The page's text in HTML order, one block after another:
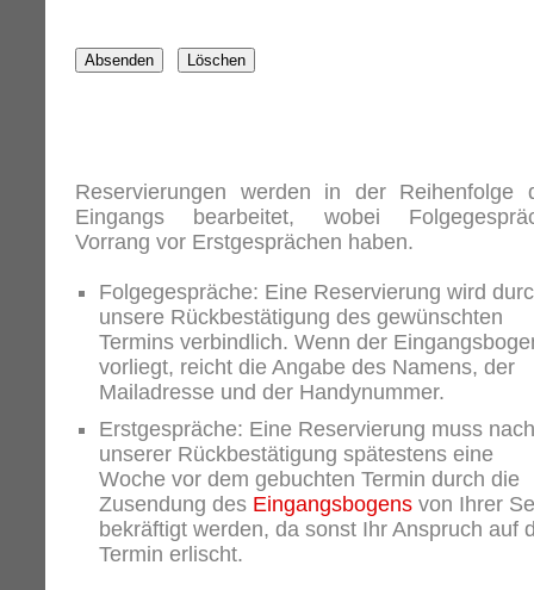
Reservierungen werden in der Reihenfolge
Eingangs bearbeitet, wobei
Vorrang vor Erstgesprächen haben.
Folgegespräche: Eine Reservierung wird
unsere Rückbestätigung des gewünschten
Termins verbindlich. Wenn der
vorliegt, reicht die Angabe des Namens, der
Mailadresse und der Handynummer.
Erstgespräche: Eine Reservierung muss nach
unserer Rückbestätigung spätestens eine
Woche vor dem gebuchten Termin durch die
Zusendung des Eingangsbogens von Ihrer
bekräftigt werden, da sonst Ihr Anspruch auf
Termin erlischt.